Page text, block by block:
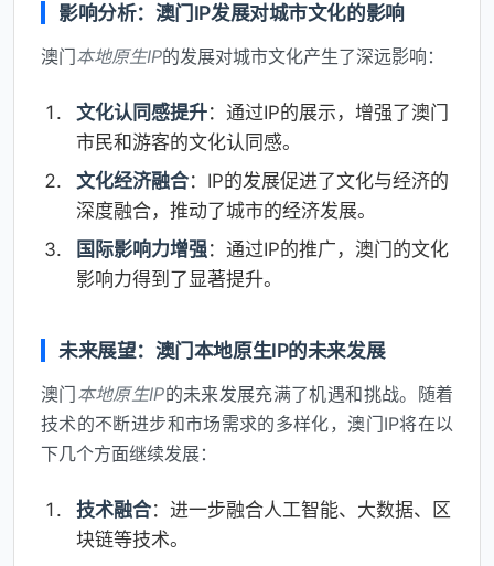
影响分析：澳门IP发展对城市文化的影响
澳门本地原生IP的发展对城市文化产生了深远影响：
文化认同感提升：通过IP的展示，增强了澳门
市民和游客的文化认同感。
文化经济融合：IP的发展促进了文化与经济的
深度融合，推动了城市的经济发展。
国际影响力增强：通过IP的推广，澳门的文化
影响力得到了显著提升。
未来展望：澳门本地原生IP的未来发展
澳门 本地原生IP的未来发展充满了机遇和挑战。随着
技术的不断进步和市场需求的多样化，澳门IP将在以
下几个方面继续发展：
技术融合：进一步融合人工智能、大数据、区
块链等技术。